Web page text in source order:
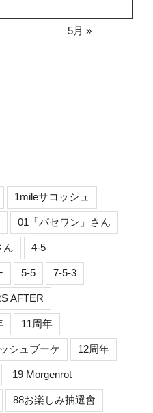
5月 »
1mileサコッシュ
01「パセワン」さん
ん 4-5
5-5 7-5-3
AFTER
11周年
シュブーケ 12周年
19 Morgenrot
88お楽しみ抽選會